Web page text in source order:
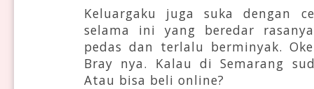
Keluargaku juga suka dengan
selama ini yang beredar
pedas dan terlalu berminyak.
Bray nya. Kalau di Semarang
Atau bisa beli online?